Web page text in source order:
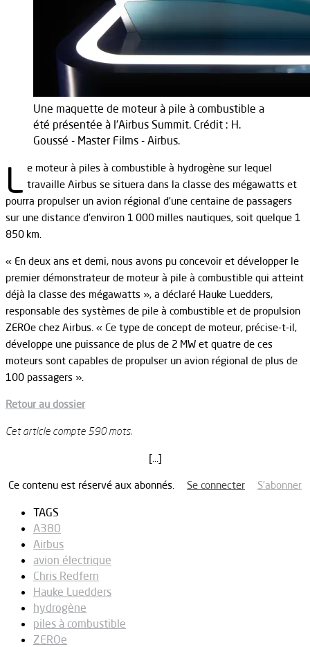
Une maquette de moteur à pile à combustible a
été présentée à l'Airbus Summit. Crédit : H.
Goussé - Master Films - Airbus.
L e moteur à piles à combustible à hydrogène sur lequel
travaille Airbus se situera dans la classe des mégawatts et
pourra propulser un avion régional d’une centaine de passagers
sur une distance d’environ 1 000 milles nautiques, soit quelque 1
850 km.
« En deux ans et demi, nous avons pu concevoir et développer le
premier démonstrateur de moteur à pile à combustible qui atteint
déjà la classe des mégawatts », a déclaré Hauke Luedders,
responsable des systèmes de pile à combustible et de propulsion
ZEROe chez Airbus. « Ce type de concept de moteur, précise-t-il,
développe une puissance de plus de 2 MW et quatre de ces
moteurs sont capables de propulser un avion régional de plus de
100 passagers ».
Retour au dossier
Cet article compte 590 mots.
[…]
Ce contenu est réservé aux abonnés. Se connecter S’abonner
TAGS
A380
Airbus
avion électrique
Chris Redfern
Hauke Luedders
hydrogène
piles à combustible
ZEROe